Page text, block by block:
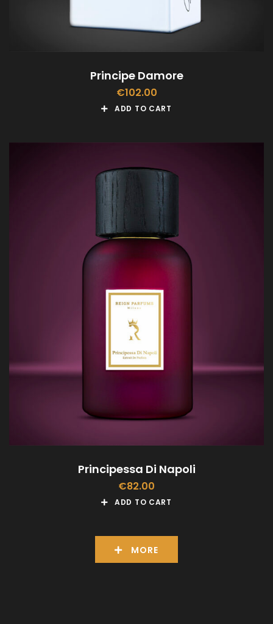
Principe Damore
€102.00
ADD TO CART
Principessa Di Napoli
€82.00
ADD TO CART
MORE